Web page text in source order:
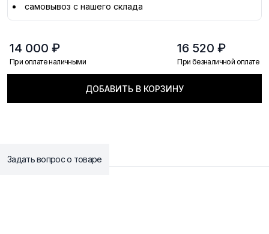
самовывоз с нашего склада
14 000 ₽
При оплате наличными
16 520 ₽
При безналичной оплате
ДОБАВИТЬ В КОРЗИНУ
Задать вопрос о товаре